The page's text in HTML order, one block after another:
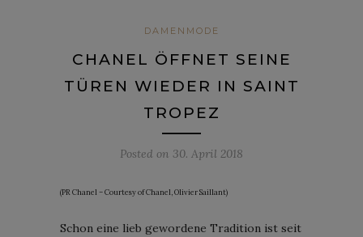
DAMENMODE
CHANEL ÖFFNET SEINE
TÜREN WIEDER IN SAINT
TROPEZ
Posted on 30. April 2018
(PR Chanel – Courtesy of Chanel, Olivier Saillant)
Schon eine lieb gewordene Tradition ist seit